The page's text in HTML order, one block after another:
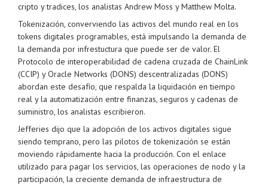
cripto y tradices, los analistas Andrew Moss y Matthew Molta.
Tokenización, converviendo las activos del mundo real en los
tokens digitales programables, está impulsando la demanda de
la demanda por infrestuctura que puede ser de valor. El
Protocolo de interoperabilidad de cadena cruzada de ChainLink
(CCIP) y Oracle Networks (DONS) descentralizadas (DONS)
abordan este desafío, que respalda la liquidación en tiempo
real y la automatización entre finanzas, seguros y cadenas de
suministro, los analistas escribieron.
Jefferies dijo que la adopción de los activos digitales sigue
siendo temprano, pero las pilotos de tokenización se están
moviendo rápidamente hacia la producción. Con el enlace
utilizado para pagar los servicios, las operaciones de nodo y la
participación, la creciente demanda de infraestructura de